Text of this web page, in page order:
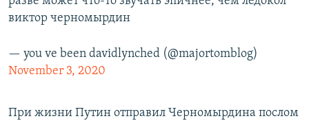
виктор черномырдин
— you ve been davidlynched (@majortomblog)
November 3, 2020
При жизни Путин отправил Черномырдина послом